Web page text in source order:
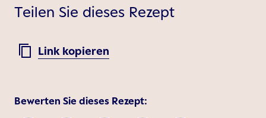
Teilen Sie dieses Rezept
Link kopieren
Bewerten Sie dieses Rezept: